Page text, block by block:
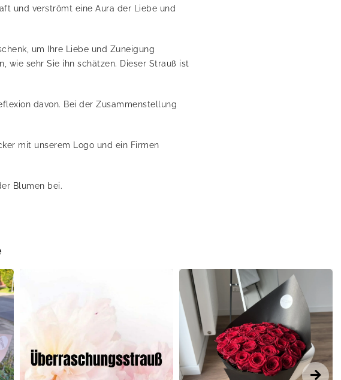
und verströmt eine Aura der Liebe und
um Ihre Liebe und Zuneigung
wie sehr Sie ihn schätzen. Dieser Strauß ist
davon. Bei der Zusammenstellung
mit unserem Logo und ein Firmen
Blumen bei.